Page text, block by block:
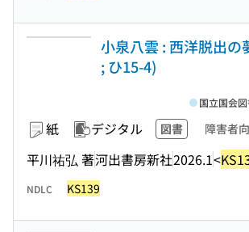
小泉八雲 : 西洋脱出の
; ひ15-4)
紙 デジタル 図書 障害者
平川祐弘 著河出書房新社2026.1<
国立国会
NDLC KS139